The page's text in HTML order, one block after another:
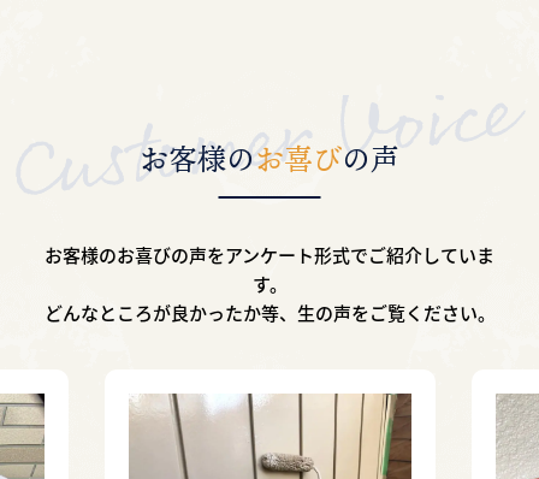
お客様のお喜びの声
お客様のお喜びの声をアンケート形式でご紹介していま
す。
どんなところが良かったか等、生の声をご覧ください。